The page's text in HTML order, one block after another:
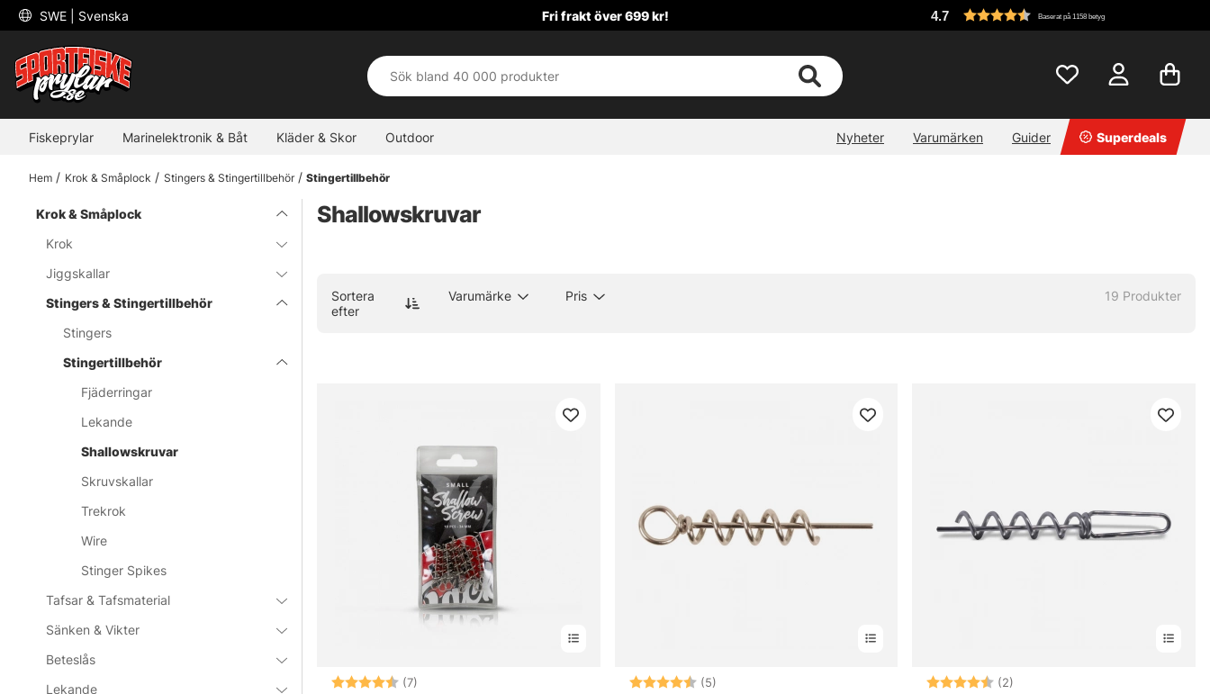
SWE | Svenska Fri frakt över 699 kr! 4.7 Baserat på 1158 betyg
Fiskeprylar Marinelektronik & Båt Kläder & Skor Outdoor Nyheter Varumärken Guider Superdeals
Hem Krok & Småplock Stingers & Stingertillbehör Stingertillbehör
Krok & Småplock
Krok
Jiggskallar
Stingers & Stingertillbehör
Stingers
Stingertillbehör
Fjäderringar
Lekande
Shallowskruvar
Skruvskallar
Trekrok
Wire
Stinger Spikes
Tafsar & Tafsmaterial
Sänken & Vikter
Beteslås
Lekande
Shallowskruvar
Sortera
efter
Varumärke Pris 19 Produkter
Betyg: (7) Betyg: (5) Betyg: (2)